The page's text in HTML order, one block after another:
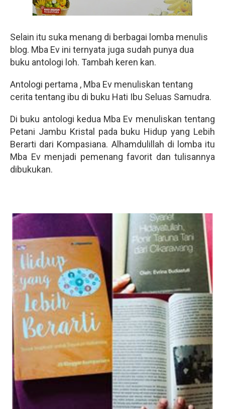
Selain itu suka menang di berbagai lomba menulis
blog. Mba Ev ini ternyata juga sudah punya dua
buku antologi loh. Tambah keren kan.
Antologi pertama , Mba Ev menuliskan tentang
cerita tentang ibu di buku Hati Ibu Seluas Samudra.
Di buku antologi kedua Mba Ev menuliskan tentang
Petani Jambu Kristal pada buku Hidup yang Lebih
Berarti dari Kompasiana. Alhamdulillah di lomba itu
Mba Ev menjadi pemenang favorit dan tulisannya
dibukukan.